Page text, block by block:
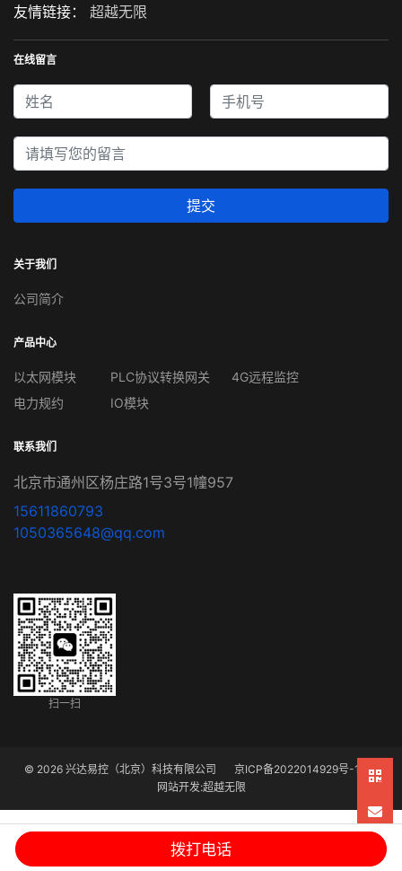
友情链接： 超越无限
在线留言
提交
关于我们
公司简介
产品中心
以太网模块 PLC协议转换网关
4G远程监控
电力规约
IO模块
联系我们
北京市通州区杨庄路1号3号1幢957
15611860793
1050365648@qq.com
扫一扫
© 2026 兴达易控（北京）科技有限公司
京ICP备2022014929号-1
网站开发:超越无限
拨打电话